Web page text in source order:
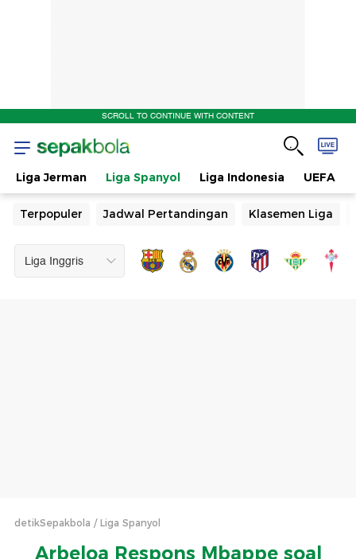
SCROLL TO CONTINUE WITH CONTENT
Liga Jerman Liga Spanyol Liga Indonesia UEFA
Terpopuler Jadwal Pertandingan Klasemen Liga
detikSepakbola Liga Spanyol
Arbeloa Respons Mbappe soal